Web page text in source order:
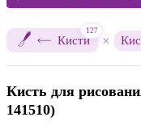
Кисти
127
×
Кисть для
141510)